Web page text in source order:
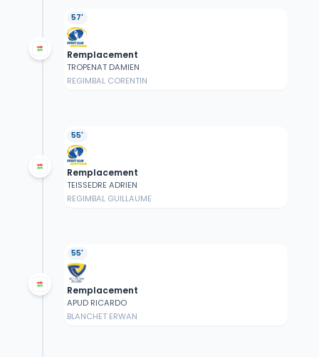
57'
Remplacement
TROPENAT DAMIEN
REGIMBAL CORENTIN
55'
Remplacement
TEISSEDRE ADRIEN
REGIMBAL GUILLAUME
55'
Remplacement
APUD RICARDO
BLANCHET ERWAN